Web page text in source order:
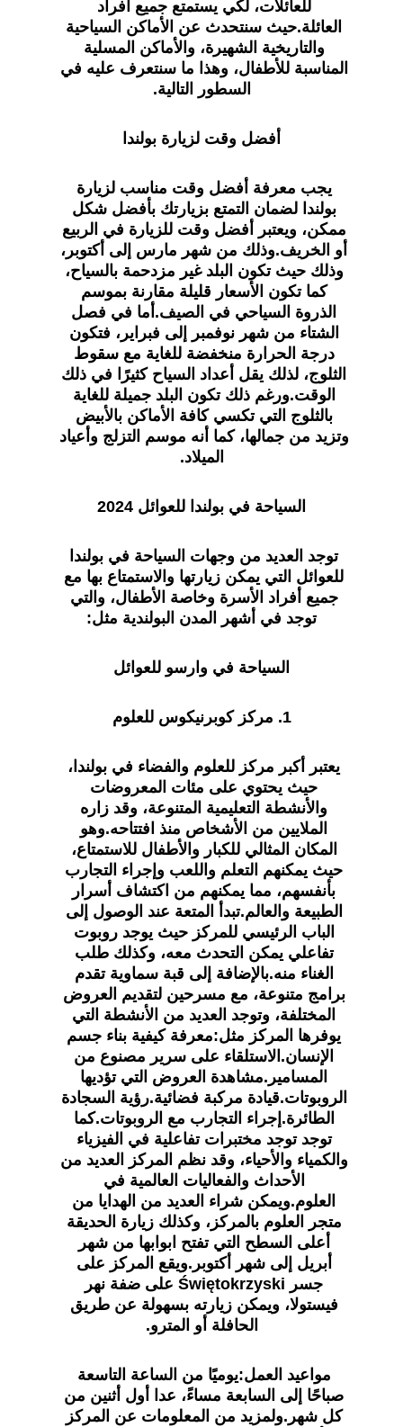
للعائلات، لكي يستمتع جميع أفراد
العائلة.حيث سنتحدث عن الأماكن السياحية
والتاريخية الشهيرة، والأماكن المسلية
المناسبة للأطفال، وهذا ما سنتعرف عليه في
السطور التالية.
أفضل وقت لزيارة بولندا
يجب معرفة أفضل وقت مناسب لزيارة
بولندا لضمان التمتع بزيارتك بأفضل شكل
ممكن، ويعتبر أفضل وقت للزيارة في الربيع
أو الخريف.وذلك من شهر مارس إلى أكتوبر،
وذلك حيث تكون البلد غير مزدحمة بالسياح،
كما تكون الأسعار قليلة مقارنة بموسم
الذروة السياحي في الصيف.أما في فصل
الشتاء من شهر نوفمبر إلى فبراير، فتكون
درجة الحرارة منخفضة للغاية مع سقوط
الثلوج، لذلك يقل أعداد السياح كثيرًا في ذلك
الوقت.ورغم ذلك تكون البلد جميلة للغاية
بالثلوج التي تكسي كافة الأماكن بالأبيض
وتزيد من جمالها، كما أنه موسم التزلج وأعياد
الميلاد.
السياحة في بولندا للعوائل 2024
توجد العديد من وجهات السياحة في بولندا
للعوائل التي يمكن زيارتها والاستمتاع بها مع
جميع أفراد الأسرة وخاصة الأطفال، والتي
توجد في أشهر المدن البولندية مثل:
السياحة في وارسو للعوائل
1. مركز كوبرنيكوس للعلوم
يعتبر أكبر مركز للعلوم والفضاء في بولندا،
حيث يحتوي على مئات المعروضات
والأنشطة التعليمية المتنوعة، وقد زاره
الملايين من الأشخاص منذ افتتاحه.وهو
المكان المثالي للكبار والأطفال للاستمتاع،
حيث يمكنهم التعلم واللعب وإجراء التجارب
بأنفسهم، مما يمكنهم من اكتشاف أسرار
الطبيعة والعالم.تبدأ المتعة عند الوصول إلى
الباب الرئيسي للمركز حيث يوجد روبوت
تفاعلي يمكن التحدث معه، وكذلك طلب
الغناء منه.بالإضافة إلى قبة سماوية تقدم
برامج متنوعة، مع مسرحين لتقديم العروض
المختلفة، وتوجد العديد من الأنشطة التي
يوفرها المركز مثل:معرفة كيفية بناء جسم
الإنسان.الاستلقاء على سرير مصنوع من
المسامير.مشاهدة العروض التي تؤديها
الروبوتات.قيادة مركبة فضائية.رؤية السجادة
الطائرة.إجراء التجارب مع الروبوتات.كما
توجد توجد مختبرات تفاعلية في الفيزياء
والكمياء والأحياء، وقد نظم المركز العديد من
الأحداث والفعاليات العالمية في
العلوم.ويمكن شراء العديد من الهدايا من
متجر العلوم بالمركز، وكذلك زيارة الحديقة
أعلى السطح التي تفتح ابوابها من شهر
أبريل إلى شهر أكتوبر.ويقع المركز على
جسر Świętokrzyski على ضفة نهر
فيستولا، ويمكن زيارته بسهولة عن طريق
الحافلة أو المترو.
مواعيد العمل:يوميًا من الساعة التاسعة
صباحًا إلى السابعة مساءً، عدا أول أثنين من
كل شهر.ولمزيد من المعلومات عن المركز